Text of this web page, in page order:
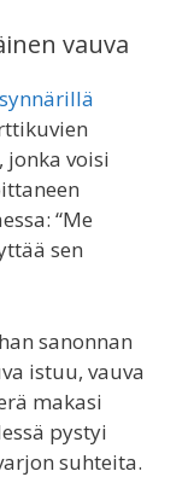
vauva
synnärillä
jonka voisi
“Me
sen
sanonnan
istuu, vauva
makasi
pystyi
suhteita.